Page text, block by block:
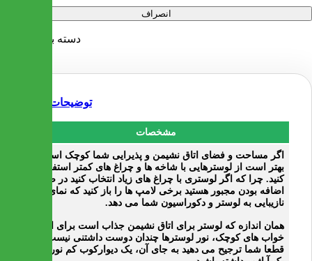
انصراف
دسته بندی:
توضیحات
مشخصات
اگر مساحت و فضای اتاق نشیمن و پذیرایی شما کوچک است،
بهتر است از لوسترهایی با شاخه ها و چراغ های کمتر استفاده
کنید. چرا که اگر لوستری با چراغ های زیاد انتخاب کنید در صورت
اضافه بودن مجبور هستید برخی لامپ ها را باز کنید که نمای
نازیبایی به لوستر و دکوراسیون شما می دهد.
همان اندازه که لوستر برای اتاق نشیمن جذاب است برای اتاق
خواب های کوچک، نور لوسترها چندان دوست داشتنی نیست و
قطعا شما ترجیح می دهید به جای آن، یک دیوارکوب کم نور یا